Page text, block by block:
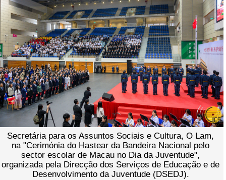
Secretária para os Assuntos Sociais e Cultura, O Lam,
na "Cerimónia do Hastear da Bandeira Nacional pelo
sector escolar de Macau no Dia da Juventude",
organizada pela Direcção dos Serviços de Educação e de
Desenvolvimento da Juventude (DSEDJ).